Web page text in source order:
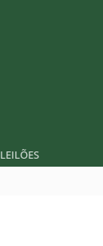
LEILÕES